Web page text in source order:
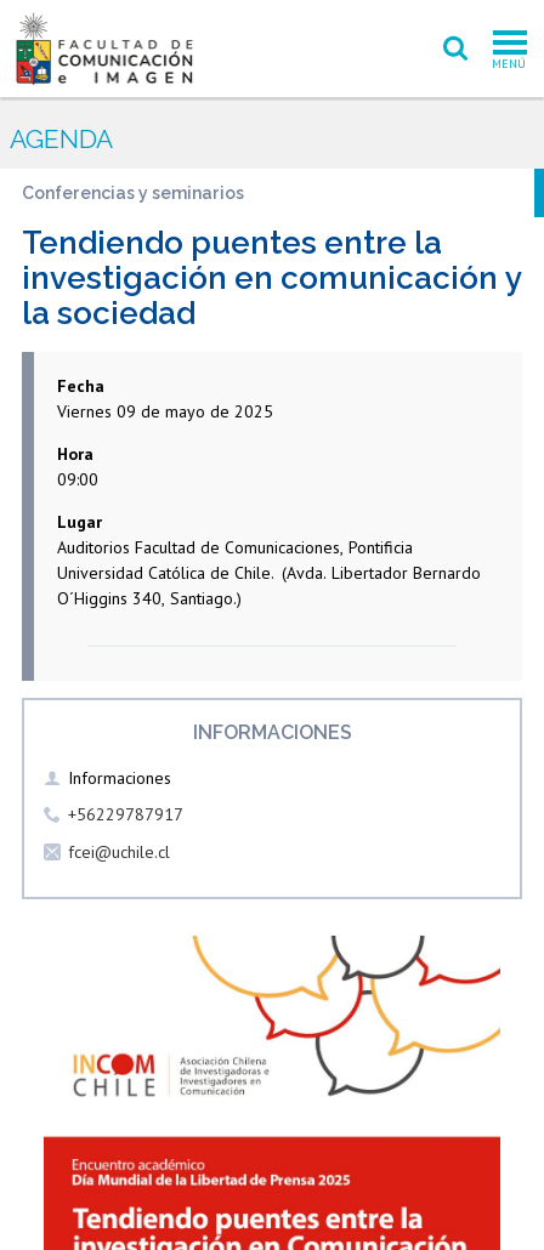
MENÚ
POSTGRADO
INVESTIGACIÓN CREACIÓN
Estudiantes Académicos
AGENDA
Conferencias y seminarios
Tendiendo puentes entre la
investigación en comunicación y
la sociedad
Fecha
Viernes 09 de mayo de 2025
Hora
09:00
Lugar
Auditorios Facultad de Comunicaciones, Pontificia
Universidad Católica de Chile. (Avda. Libertador Bernardo
O´Higgins 340, Santiago.)
INFORMACIONES
Informaciones
+56229787917
fcei@uchile.cl